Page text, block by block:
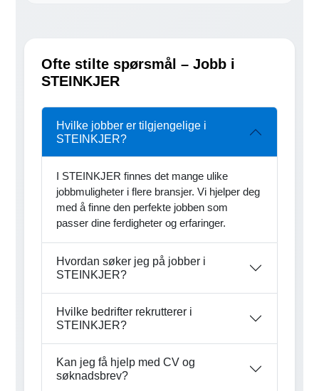
Ofte stilte spørsmål – Jobb i
STEINKJER
Hvilke jobber er tilgjengelige i
STEINKJER?
I STEINKJER finnes det mange ulike
jobbmuligheter i flere bransjer. Vi hjelper deg
med å finne den perfekte jobben som
passer dine ferdigheter og erfaringer.
Hvordan søker jeg på jobber i
STEINKJER?
Hvilke bedrifter rekrutterer i
STEINKJER?
Kan jeg få hjelp med CV og
søknadsbrev?